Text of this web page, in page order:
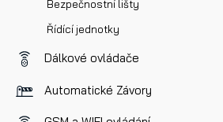
Bezpečnostní lišty
Řídící jednotky
Dálkové ovládače
Automatické Závory